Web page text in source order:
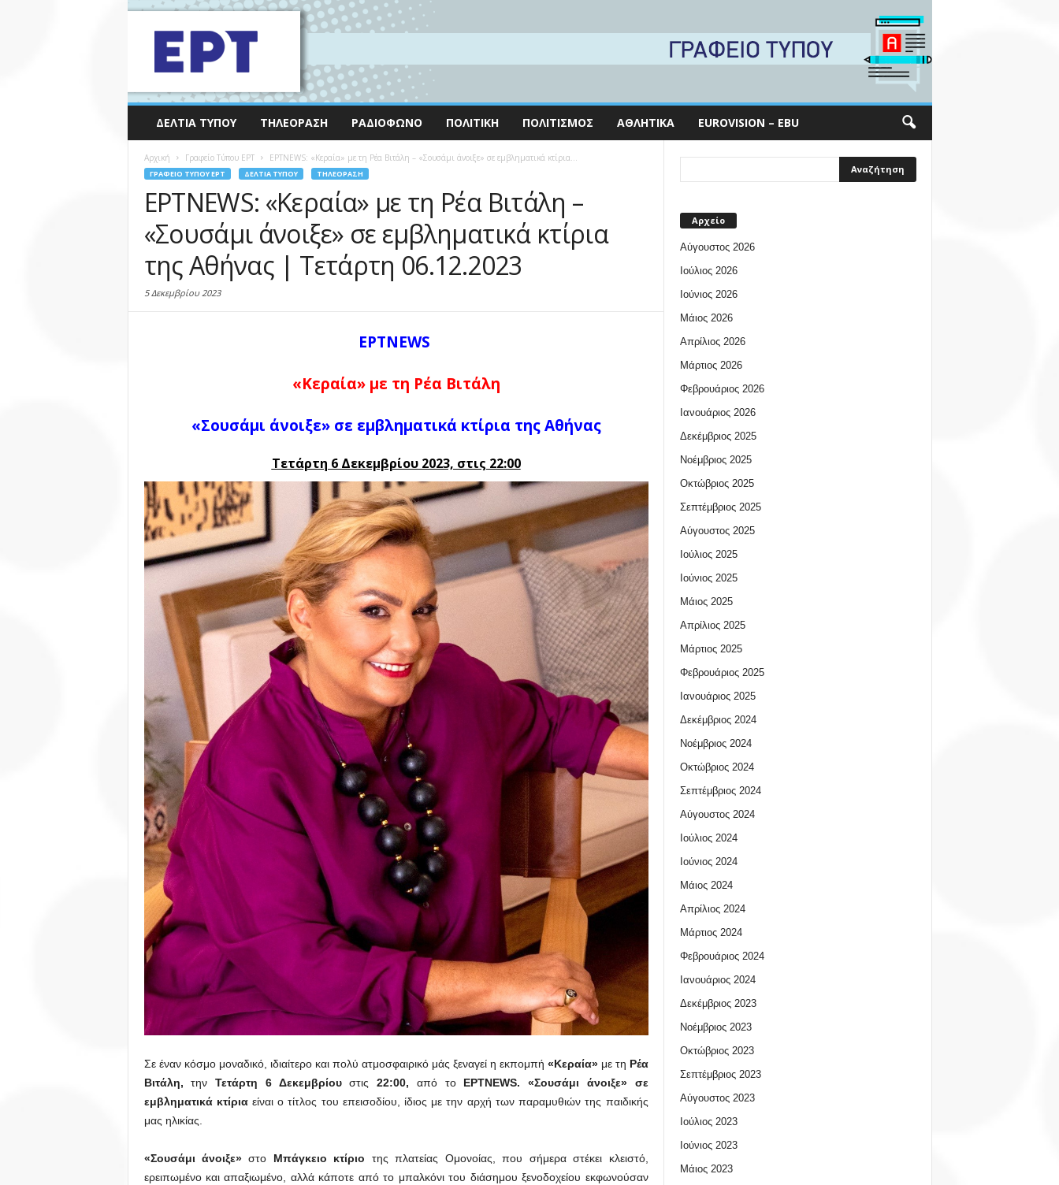
ΔΕΛΤΊΑ ΤΎΠΟΥ ΤΗΛΕΌΡΑΣΗ ΡΑΔΙΌΦΩΝΟ ΠΟΛΙΤΙΚΉ ΠΟΛΙΤΙΣΜΌΣ ΑΘΛΗΤΙΚΆ EUROVISION – EBU
Αρχική Γραφείο Τύπου ΕΡΤ ΕΡΤNEWS: «Κεραία» με τη Ρέα Βιτάλη – «Σουσάμι άνοιξε» σε εμβληματικά κτίρια...
ΓΡΑΦΕΊΟ ΤΎΠΟΥ ΕΡΤ ΔΕΛΤΊΑ ΤΎΠΟΥ ΤΗΛΕΌΡΑΣΗ
ΕΡΤNEWS: «Κεραία» με τη Ρέα Βιτάλη –
«Σουσάμι άνοιξε» σε εμβληματικά κτίρια
της Αθήνας | Τετάρτη 06.12.2023
5 Δεκεμβρίου 2023
ΕΡΤNEWS
«Κεραία» με τη Ρέα Βιτάλη
«Σουσάμι άνοιξε» σε εμβληματικά κτίρια της Αθήνας
Τετάρτη 6 Δεκεμβρίου 2023, στις 22:00
Σε έναν κόσμο μοναδικό, ιδιαίτερο και πολύ ατμοσφαιρικό μάς ξεναγεί η εκπομπή «Κεραία» με τη Ρέα
Βιτάλη,την Τετάρτη 6 Δεκεμβρίουστις 22:00, από το ΕΡΤNEWS. «Σουσάμι άνοιξε» σε
εμβληματικά κτίρια είναι ο τίτλος του επεισοδίου, ίδιος με την αρχή των παραμυθιών της παιδικής
μας ηλικίας.
«Σουσάμι άνοιξε»στο Μπάγκειο κτίριο της πλατείας Ομονοίας, που σήμερα στέκει κλειστό,
ερειπωμένο και απαξιωμένο, αλλά κάποτε από το μπαλκόνι του διάσημου ξενοδοχείου εκφωνούσαν
Αρχείο
Αύγουστος 2026
Ιούλιος 2026
Ιούνιος 2026
Μάιος 2026
Απρίλιος 2026
Μάρτιος 2026
Φεβρουάριος 2026
Ιανουάριος 2026
Δεκέμβριος 2025
Νοέμβριος 2025
Οκτώβριος 2025
Σεπτέμβριος 2025
Αύγουστος 2025
Ιούλιος 2025
Ιούνιος 2025
Μάιος 2025
Απρίλιος 2025
Μάρτιος 2025
Φεβρουάριος 2025
Ιανουάριος 2025
Δεκέμβριος 2024
Νοέμβριος 2024
Οκτώβριος 2024
Σεπτέμβριος 2024
Αύγουστος 2024
Ιούλιος 2024
Ιούνιος 2024
Μάιος 2024
Απρίλιος 2024
Μάρτιος 2024
Φεβρουάριος 2024
Ιανουάριος 2024
Δεκέμβριος 2023
Νοέμβριος 2023
Οκτώβριος 2023
Σεπτέμβριος 2023
Αύγουστος 2023
Ιούλιος 2023
Ιούνιος 2023
Μάιος 2023